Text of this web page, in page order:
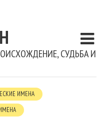
СУДЬБА И
ИМЕНА